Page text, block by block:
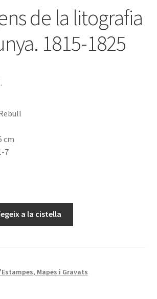
de la litografia
1815-1825
cm
7
a la cistella
Mapes i Gravats